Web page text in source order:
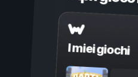
I miei giochi